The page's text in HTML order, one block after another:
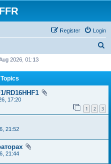
Login
Register
h
2026, 01:13
RD16HHF1
17:20
1 2 3
21:52
21:44